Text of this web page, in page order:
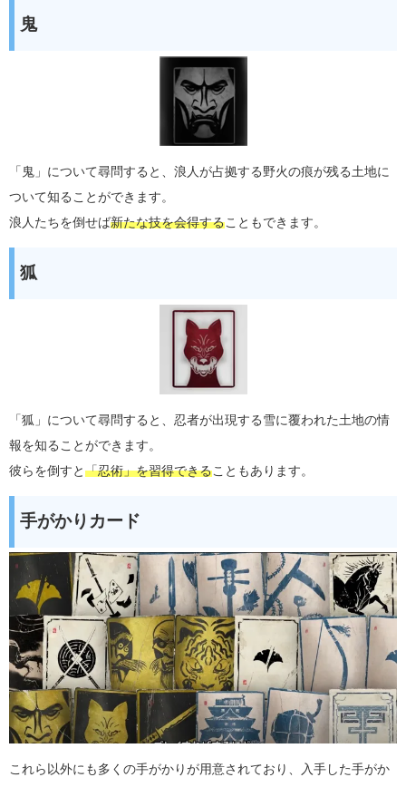
鬼
「鬼」について尋問すると、浪人が占拠する野火の痕が残る土地に
ついて知ることができます。
浪人たちを倒せば新たな技を会得する こともできます。
狐
「狐」について尋問すると、忍者が出現する雪に覆われた土地の情
報を知ることができます。
彼らを倒すと 「忍術」を習得できる こともあります。
手がかりカード
これら以外にも多くの手がかりが用意されており、入手した手がか